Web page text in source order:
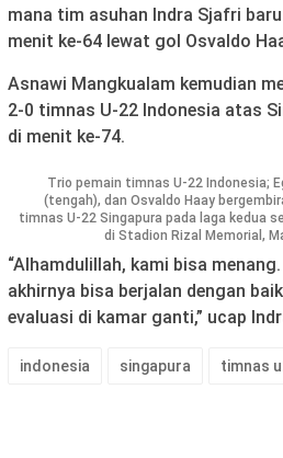
mana tim asuhan Indra Sjafri
menit ke-64 lewat gol Osvaldo
Asnawi Mangkualam kemudian
2-0 timnas U-22 Indonesia atas
di menit ke-74.
Trio pemain timnas U-22 Indonesia;
(tengah), dan Osvaldo Haay
timnas U-22 Singapura pada laga kedua
di Stadion Rizal Memorial,
“Alhamdulillah, kami bisa
akhirnya bisa berjalan dengan
evaluasi di kamar ganti,” ucap
indonesia singapura timnas